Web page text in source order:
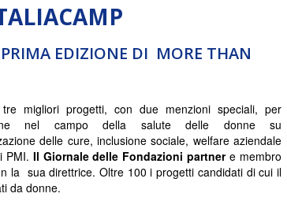
EDIZIONE DI MORE THAN
migliori progetti, con due menzioni speciali, per
nel campo della salute delle donne su
delle cure, inclusione sociale, welfare aziendale
PMI. Il Giornale delle Fondazioni partnere membro
la sua direttrice. Oltre 100 i progetti candidati di cui il
da donne.